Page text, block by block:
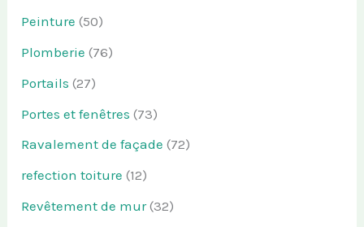
Peinture (50)
Plomberie (76)
Portails (27)
Portes et fenêtres (73)
Ravalement de façade (72)
refection toiture (12)
Revêtement de mur(32)